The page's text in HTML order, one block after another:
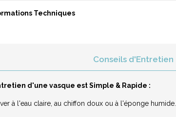
Techniques
Conseils d'Entretien
d'une vasque est Simple & Rapide :
à l'eau claire, au chiffon doux ou à l'éponge humide.